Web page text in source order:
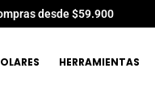
desde $59.900
HERRAMIENTAS